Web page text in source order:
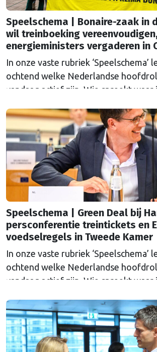
Speelschema | Bonaire-zaak in
wil treinboeking
energieministers vergaderen in
In onze vaste rubriek ‘Speelschema’
ochtend welke Nederlandse
vandaag actief zijn. Wie spreekt
agenda?
Speelschema | Green Deal bij
persconferentie treintickets en
voedselregels in Tweede Kamer
In onze vaste rubriek ‘Speelschema’
ochtend welke Nederlandse
vandaag actief zijn. Wie spreekt
agenda?